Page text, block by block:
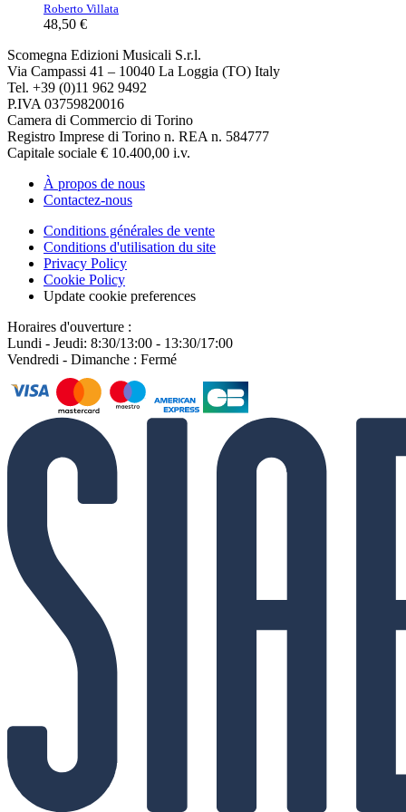
Roberto Villata
48,50 €
Scomegna Edizioni Musicali S.r.l.
Via Campassi 41 – 10040 La Loggia (TO) Italy
Tel. +39 (0)11 962 9492
P.IVA 03759820016
Camera di Commercio di Torino
Registro Imprese di Torino n. REA n. 584777
Capitale sociale € 10.400,00 i.v.
À propos de nous
Contactez-nous
Conditions générales de vente
Conditions d'utilisation du site
Privacy Policy
Cookie Policy
Update cookie preferences
Horaires d'ouverture :
Lundi - Jeudi: 8:30/13:00 - 13:30/17:00
Vendredi - Dimanche : Fermé